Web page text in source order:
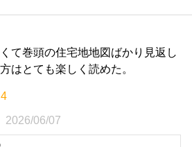
て巻頭の住宅地地図ばかり見返し
はとても楽しく読めた。
2026/06/07